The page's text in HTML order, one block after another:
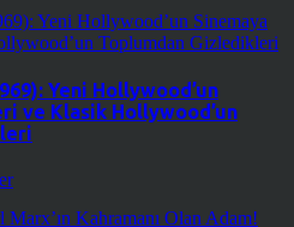
Yeni Hollywood’un
ve Klasik Hollywood’un